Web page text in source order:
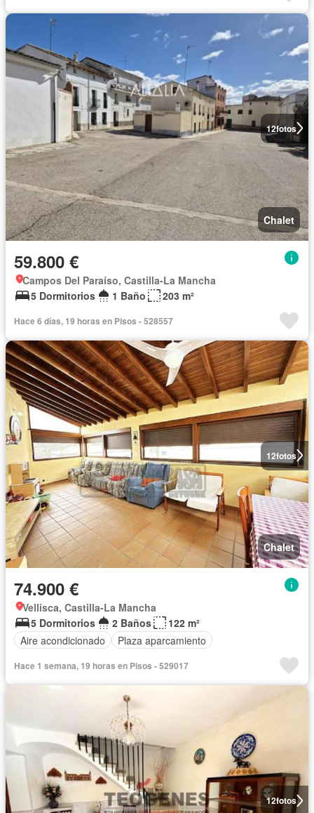
12fotos
Chalet
59.800 €
Campos Del Paraíso, Castilla-La Mancha
5 Dormitorios
1 Baño 203 m²
Hace 6 días, 19 horas en Pisos - 528557
12fotos
Chalet
74.900 €
Vellisca, Castilla-La Mancha
5 Dormitorios
2 Baños
122 m²
Aire acondicionado
Plaza aparcamiento
Hace 1 semana, 19 horas en Pisos - 529017
12fotos